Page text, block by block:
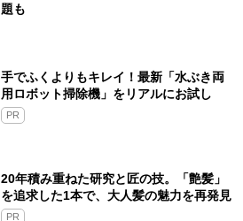
題も
手でふくよりもキレイ！最新「水ぶき両
用ロボット掃除機」をリアルにお試し
PR
20年積み重ねた研究と匠の技。「艶髪」
を追求した1本で、大人髪の魅力を再発見
PR